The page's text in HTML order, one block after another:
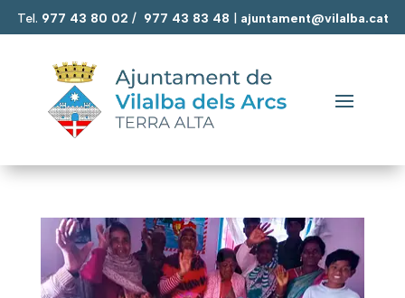
Tel. 977 43 80 02 / 977 43 83 48 ajuntament@vilalba.cat